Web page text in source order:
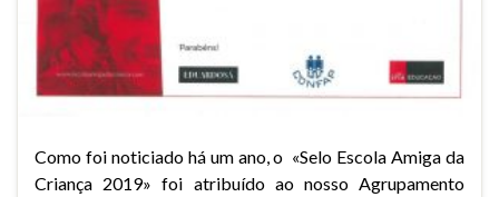
Como foi noticiado há um ano, o «Selo Escola Amiga da
Criança 2019» foi atribuído ao nosso Agrupamento